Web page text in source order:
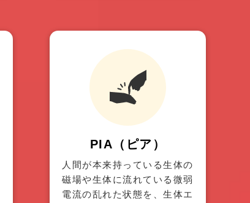
PIA（ピア）
人間が本来持っている生体の
磁場や生体に流れている微弱
電流の乱れた状態を、生体エ